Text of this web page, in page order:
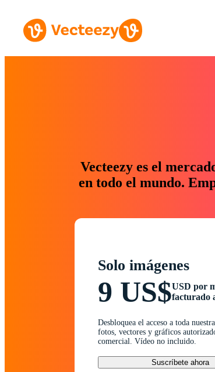
Vecteezy es el
en todo el mundo.
Solo imágenes
9 US$USD por
facturado
Desbloquea el acceso a toda
fotos, vectores y gráficos
comercial. Vídeo no incluido.
Suscríbete ahora